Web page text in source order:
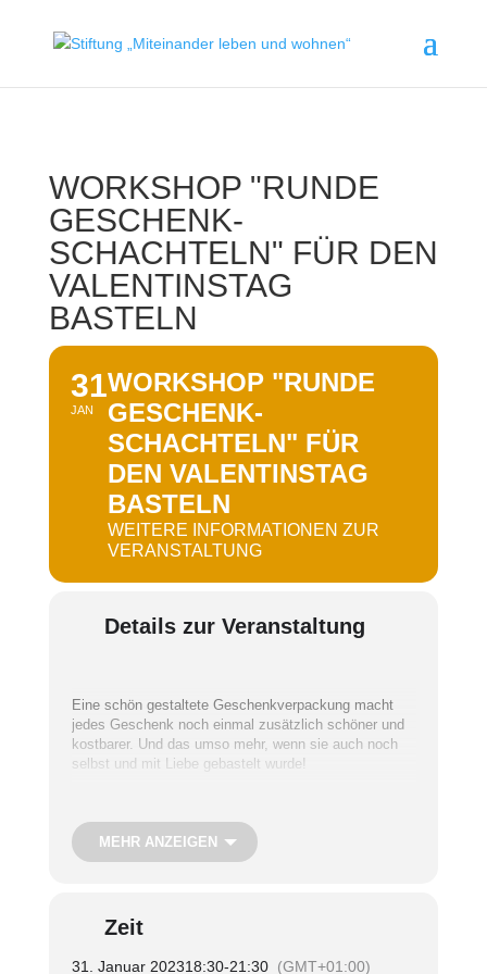
WORKSHOP "RUNDE
GESCHENK-
SCHACHTELN" FÜR DEN
VALENTINSTAG
BASTELN
31
JAN
WORKSHOP "RUNDE
GESCHENK-
SCHACHTELN" FÜR
DEN VALENTINSTAG
BASTELN
WEITERE INFORMATIONEN ZUR
VERANSTALTUNG
Details zur Veranstaltung
Eine schön gestaltete Geschenkverpackung macht
jedes Geschenk noch einmal zusätzlich schöner und
kostbarer. Und das umso mehr, wenn sie auch noch
selbst und mit Liebe gebastelt wurde!
Im Workshop von Rima Görler können Sie aus vielen
unterschiedlichen Papieren auswählen und eine ganz
besondere Verpackung für Ihr Valentinsgeschenk
Uhrzeit:18.30 – 21.30 Uhr
MEHR ANZEIGEN
Zeit
31. Januar 202318:30-21:30 (GMT+01:00)